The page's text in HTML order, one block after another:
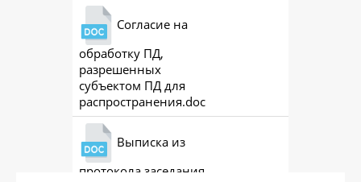
Согласие на
обработку ПД,
разрешенных
субъектом ПД для
распространения.doc
Выписка из
протокола заседания